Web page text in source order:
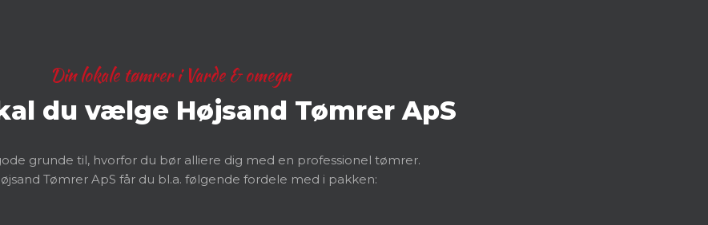
Din lokale tømrer i Varde & omegn
du vælge Højsand Tømrer ApS
grunde til, hvorfor du bør alliere dig med en professionel tømrer.
Tømrer ApS får du bl.a. følgende fordele med i pakken: